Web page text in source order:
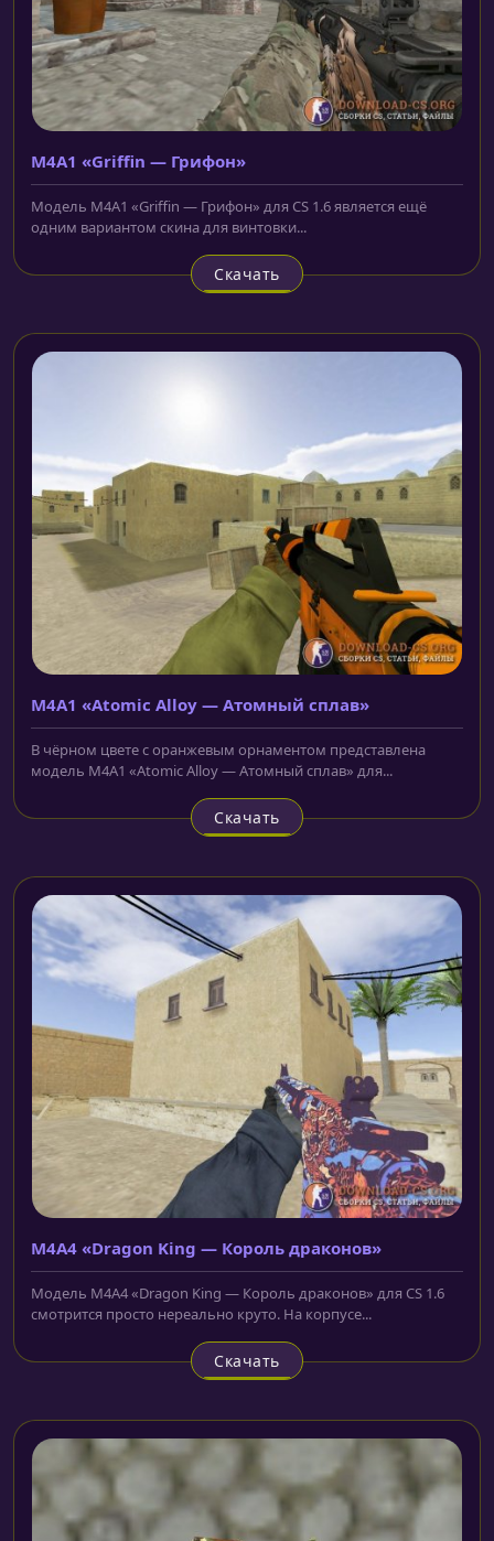
M4A1 «Griffin — Грифон»
Модель M4A1 «Griffin — Грифон» для CS 1.6 является ещё
одним вариантом скина для винтовки...
Скачать
M4A1 «Atomic Alloy — Атомный сплав»
В чёрном цвете с оранжевым орнаментом представлена
модель M4A1 «Atomic Alloy — Атомный сплав» для...
Скачать
M4A4 «Dragon King — Король драконов»
Модель M4A4 «Dragon King — Король драконов» для CS 1.6
смотрится просто нереально круто. На корпусе...
Скачать